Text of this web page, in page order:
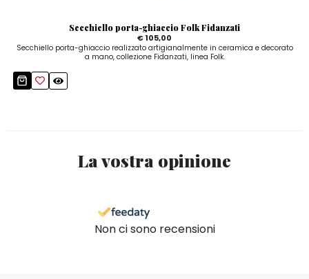
Secchiello porta-ghiaccio Folk Fidanzati
€ 105,00
Secchiello porta-ghiaccio realizzato artigianalmente in ceramica e decorato
a mano, collezione Fidanzati, linea Folk.
La vostra opinione
Non ci sono recensioni